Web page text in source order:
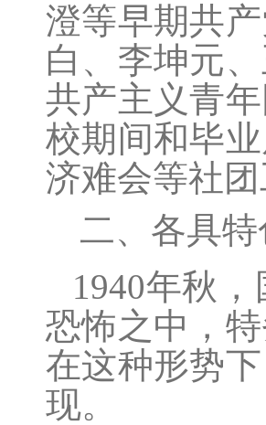
澄等早期共
白、李坤元
共产主义青
校期间和毕
济难会等社
二、各具
1940年秋，
恐怖之中，
在这种形势
现。